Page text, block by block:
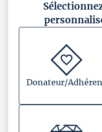
Donateur/